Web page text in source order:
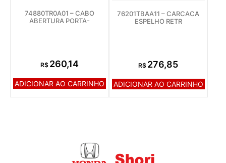
74880TR0A01 – CABO
ABERTURA PORTA-
R$ 260,14
ADICIONAR AO CARRINHO
76201TBAA11 – CARCACA
ESPELHO RETR
R$ 276,85
ADICIONAR AO CARRINHO